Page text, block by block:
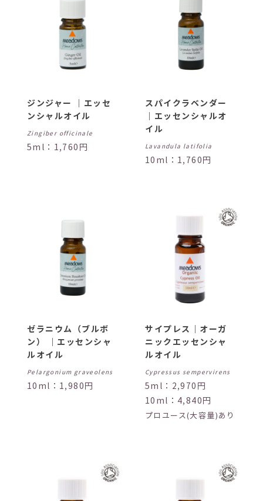
ジンジャー ｜エッセ
ンシャルオイル
Zingiber officinale
5ml：1,760円
スパイクラベンダー
｜エッセンシャルオ
イル
Lavandula latifolia
10ml：1,760円
ゼラニウム（ブルボ
ン） ｜エッセンシャ
ルオイル
Pelargonium graveolens
10ml：1,980円
サイプレス｜オーガ
ニックエッセンシャ
ルオイル
Cypressus sempervirens
5ml：2,970円
10ml：4,840円
プロユース(大容量)あり